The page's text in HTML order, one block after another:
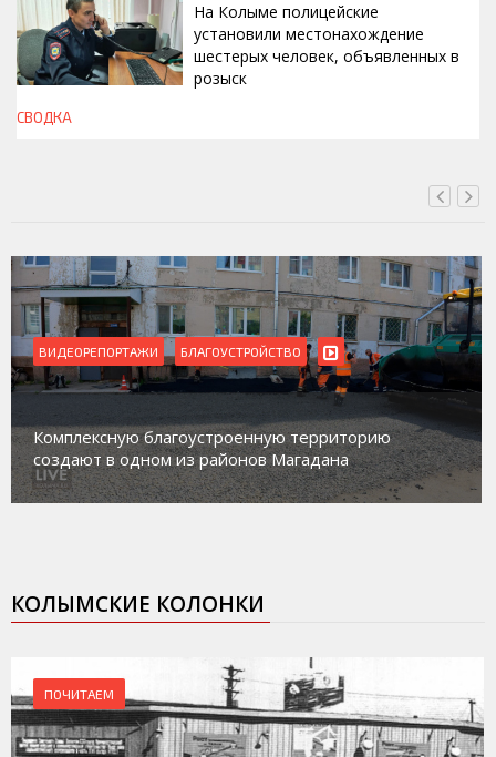
СЕГОДНЯ, 13:00
На Колыме полицейские
установили местонахождение
шестерых человек, объявленных в
розыск
СВОДКА
ВИДЕОРЕПОРТАЖИ БЛАГОУСТРОЙСТВО
Комплексную благоустроенную территорию
создают в одном из районов Магадана
КОЛЫМСКИЕ КОЛОНКИ
ПОЧИТАЕМ